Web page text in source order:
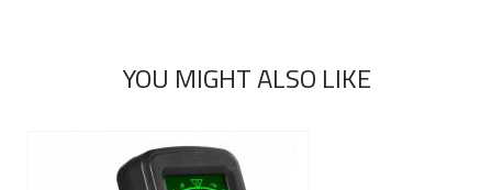
YOU MIGHT ALSO LIKE